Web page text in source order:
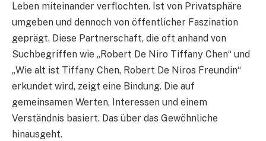
Leben miteinander verflochten. Ist von Privatsphäre
umgeben und dennoch von öffentlicher Faszination
geprägt. Diese Partnerschaft, die oft anhand von
Suchbegriffen wie „Robert De Niro Tiffany Chen“ und
„Wie alt ist Tiffany Chen, Robert De Niros Freundin“
erkundet wird, zeigt eine Bindung. Die auf
gemeinsamen Werten, Interessen und einem
Verständnis basiert. Das über das Gewöhnliche
hinausgeht.